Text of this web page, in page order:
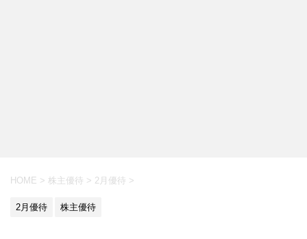
HOME > 株主優待 > 2月優待 >
2月優待 株主優待